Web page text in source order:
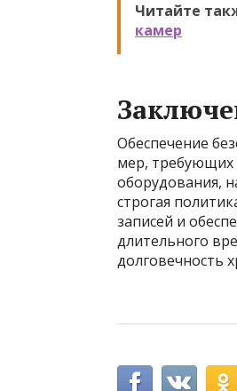
Читайте
камер
Обеспечение
мер, требующих
оборудования,
строгая
записей и
длительного
долговечность